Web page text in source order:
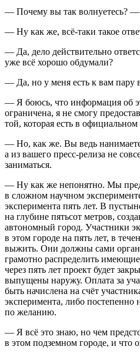
— Почему вы так волнуетесь? —
— Ну как же, всё-таки такое
— Да, дело действительно
уже всё хорошо обдумали?
— Да, но у меня есть к вам пару
— Я боюсь, что информация об
ограничена, я не смогу
той, которая есть в официальном
— Но, как же. Вы ведь
а из вашего пресс-релиза не
заниматься.
— Ну как же непонятно. Мы
в сложном научном
эксперимента пять лет. В
на глубине пятьсот метров,
автономный город. Участники
в этом городе на пять лет, в
выжить. Они должны сами
грамотно распределить
через пять лет проект будет
выпущены наружу. Оплата за
быть начислена на счёт
эксперимента, либо постепенно
по желанию.
— Я всё это знаю, но чем
в этом подземном городе, и что